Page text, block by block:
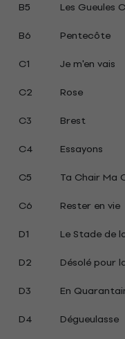
B5 Les Gueules
B6
Pentecôte
C1
Je m'en vais
C2
Rose
C3
Brest
C4
Essayons
C5
Ta Chair Ma
C6
Rester en vie
D1
Le Stade de
D2
Désolé pour
D3
En
D4
Dégueulasse